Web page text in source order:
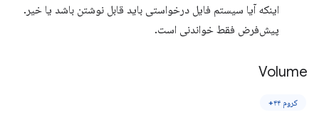
اینکه آیا سیستم فایل درخواستی باید قابل نوشتن باشد یا خیر.
پیش‌فرض فقط خواندنی است.
Volume
کروم ۴۴+